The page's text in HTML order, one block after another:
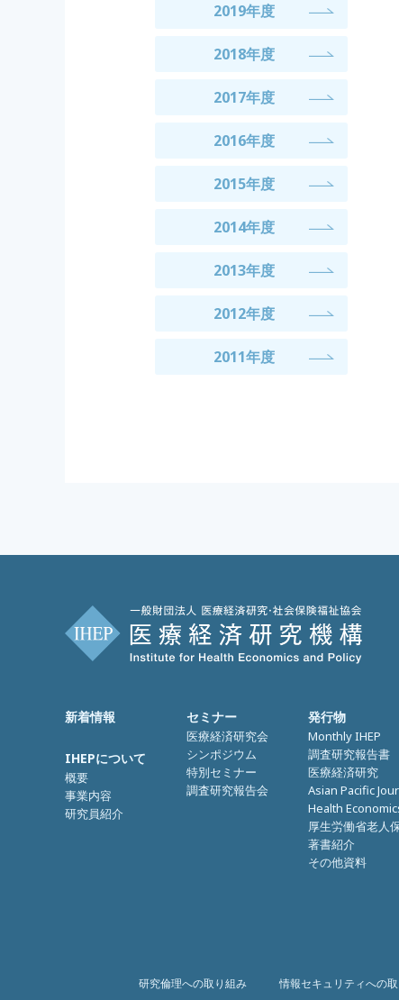
2019年度
2018年度
2017年度
2016年度
2015年度
2014年度
2013年度
2012年度
2011年度
新着情報
IHEPについて
概要
事業内容
研究員紹介
セミナー
医療経済研究会
シンポジウム
特別セミナー
調査研究報告会
発行物
Monthly IHEP
調査研究報告書
医療経済研究
Asian Pacific
Health
厚生労働省老人
著書紹介
その他資料
研究倫理への取り組み 情報セキュリティへの